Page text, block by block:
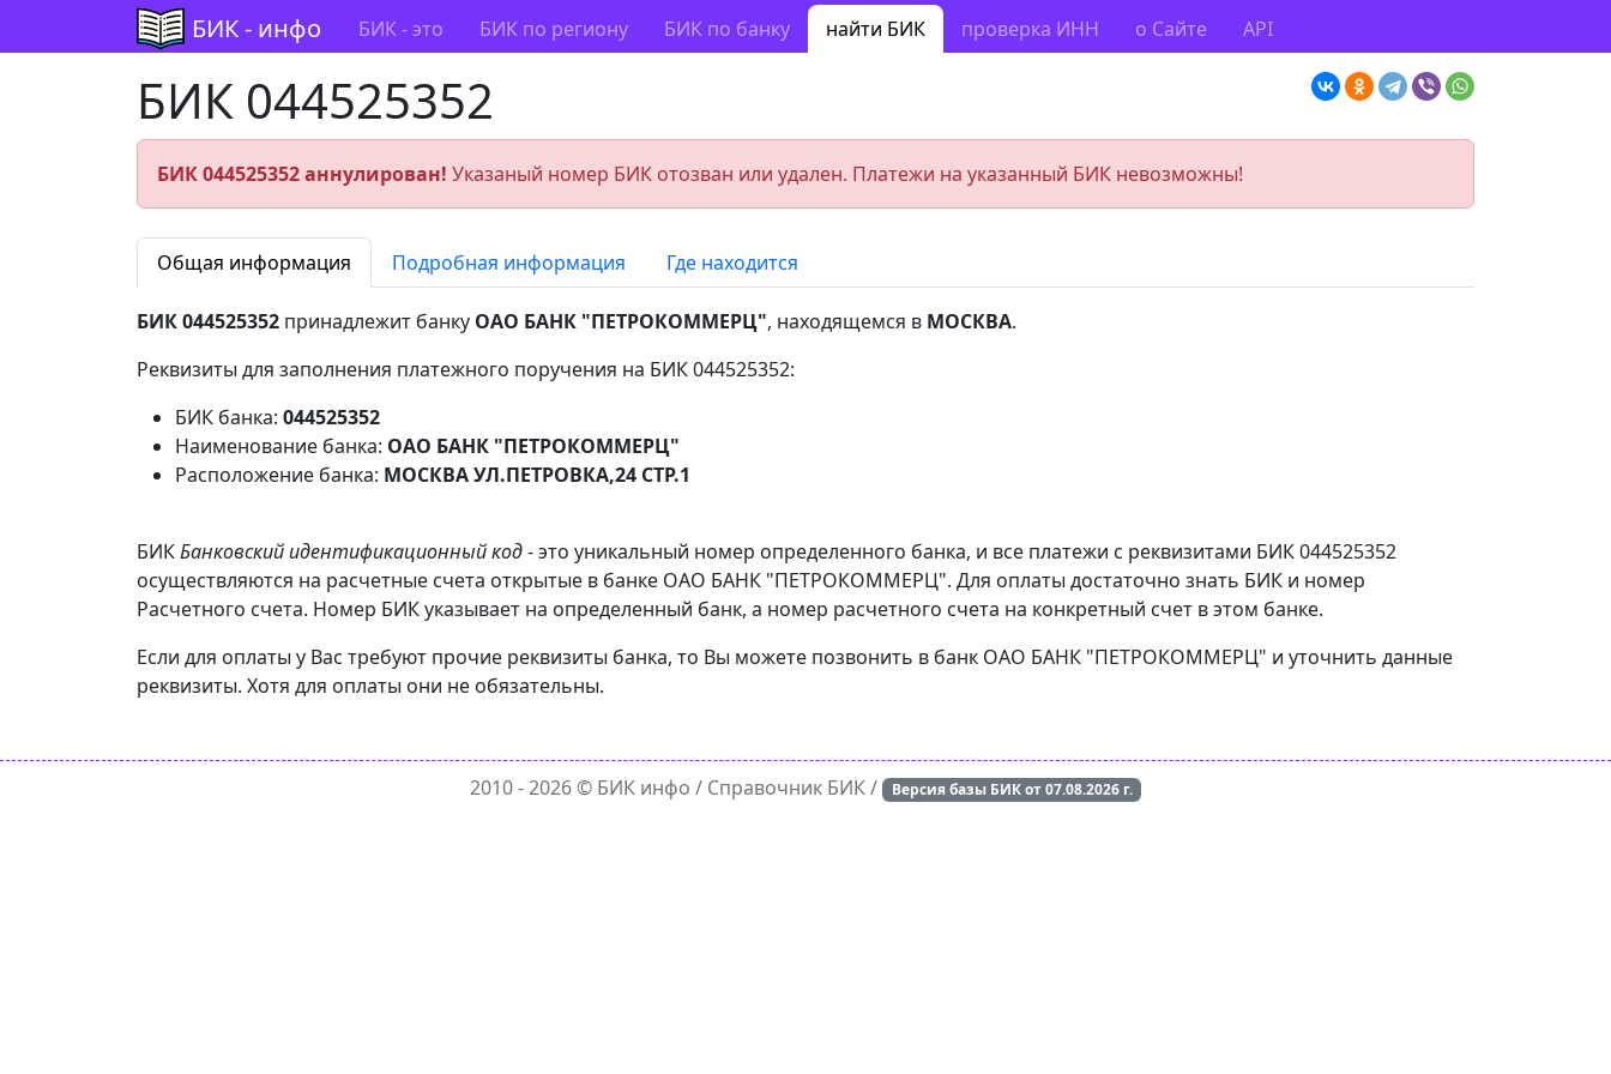
БИК - инфо БИК - это БИК по региону БИК по банку найти БИК проверка ИНН о Сайте API
БИК 044525352
БИК 044525352 аннулирован! Указаный номер БИК отозван или удален. Платежи на указанный БИК невозможны!
Общая информация Подробная информация Где находится
БИК 044525352 принадлежит банку ОАО БАНК "ПЕТРОКОММЕРЦ", находящемся в МОСКВА.
Реквизиты для заполнения платежного поручения на БИК 044525352:
БИК банка: 044525352
Наименование банка: ОАО БАНК "ПЕТРОКОММЕРЦ"
Расположение банка: МОСКВА УЛ.ПЕТРОВКА,24 СТР.1
БИКБанковский идентификационный код- это уникальный номер определенного банка, и все платежи с реквизитами БИК 044525352
осуществляются на расчетные счета открытые в банке ОАО БАНК "ПЕТРОКОММЕРЦ". Для оплаты достаточно знать БИК и номер
Расчетного счета. Номер БИК указывает на определенный банк, а номер расчетного счета на конкретный счет в этом банке.
Если для оплаты у Вас требуют прочие реквизиты банка, то Вы можете позвонить в банк ОАО БАНК "ПЕТРОКОММЕРЦ" и уточнить данные
реквизиты. Хотя для оплаты они не обязательны.
2010 - 2026 © БИК инфо / Справочник БИК / Версия базы БИК от07.08.2026г.